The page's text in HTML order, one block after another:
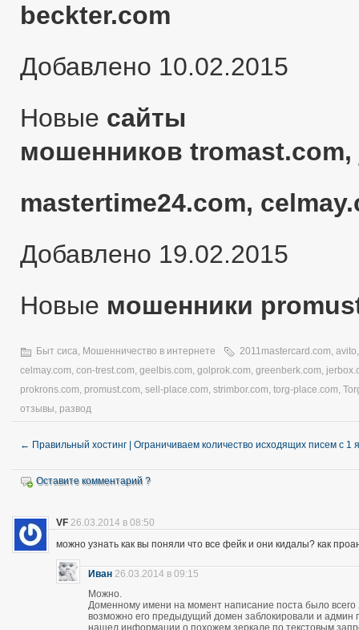
beckter.com
Добавлено 10.02.2015
Новые сайты
мошенников
mastertime24.com,
Добавлено 19.02.2015
Новые мошенники
Быт сиса, Мошенничество в интернете 2011mastercard.com, avito
celmay.com, con-trest.com, geelbis.com, golprok.com, greenberk.com,
prokrons.com, promust.com, sell-place.com, strimbor.com, torg-place.com,
отзывы, развод
← Правильный хостинг | Ограничиваем количество исходящих писем с 1
Оставите комментарий ?
VF 26.03.2014 в 08:50
можно узнать как вы поняли что все фейк и они кидалы? как
Иван 26.03.2014 в 09:15
Можно.
Доменному имени на момент написание поста было
возможно его предыдущий домен заблокировали и админ
нашел информации о похожем зеркале по текстовым